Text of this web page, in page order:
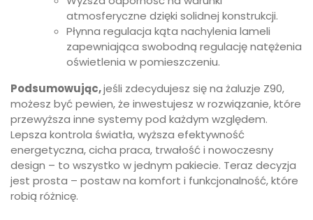
atmosferyczne dzięki solidnej konstrukcji.
Płynna regulacja kąta nachylenia lameli
zapewniająca swobodną regulację natężenia
oświetlenia w pomieszczeniu.
Podsumowując,jeśli zdecydujesz się na żaluzje Z90,
możesz być pewien, że inwestujesz w rozwiązanie, które
przewyższa inne systemy pod każdym względem.
Lepsza kontrola światła, wyższa efektywność
energetyczna, cicha praca, trwałość i nowoczesny
design – to wszystko w jednym pakiecie. Teraz decyzja
jest prosta – postaw na komfort i funkcjonalność, które
robią różnicę.